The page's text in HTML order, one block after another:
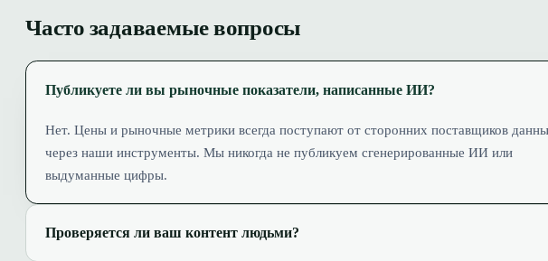
Часто задаваемые вопросы
Публикуете ли вы рыночные показатели, написанные ИИ?
Нет. Цены и рыночные метрики всегда поступают от сторонних поставщиков
через наши инструменты. Мы никогда не публикуем сгенерированные ИИ или
выдуманные цифры.
Проверяется ли ваш контент людьми?